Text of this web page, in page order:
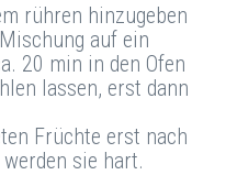
rühren hinzugeben
auf ein
20 min in den Ofen
lassen, erst dann
Früchte erst nach
sie hart.